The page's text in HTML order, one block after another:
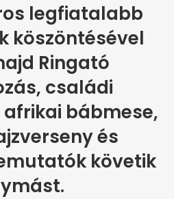
legfiatalabb
köszöntésével
Ringató
családi
bábmese,
és
követik